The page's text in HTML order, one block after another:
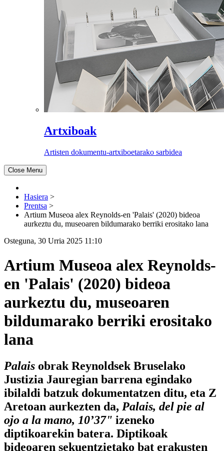
Artxiboak
Artisten dokumentu-artxiboetarako sarbidea
Close Menu
Hasiera >
Prentsa >
Artium Museoa alex Reynolds-en 'Palais' (2020) bideoa
aurkeztu du, museoaren bildumarako berriki erositako lana
Osteguna, 30 Urria 2025 11:10
Artium Museoa alex Reynolds-
en 'Palais' (2020) bideoa
aurkeztu du, museoaren
bildumarako berriki erositako
lana
Palais obrak Reynoldsek Bruselako
Justizia Jauregian barrena egindako
ibilaldi batzuk dokumentatzen ditu, eta Z
Aretoan aurkezten da, Palais, del pie al
ojo a la mano, 10’37" izeneko
diptikoarekin batera. Diptikoak
bideoaren sekuentzietako bat erakusten